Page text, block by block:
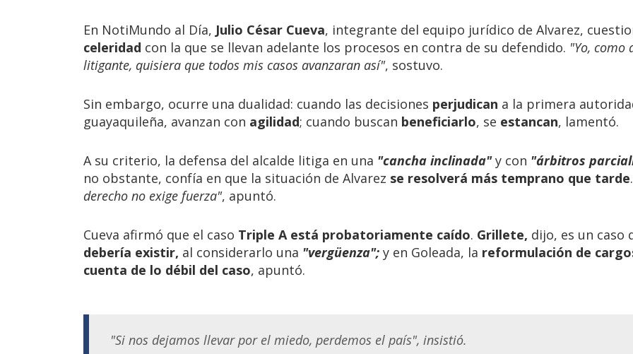
En NotiMundo al Día, Julio César Cueva, integrante del equipo jurídico de Alvarez,
celeridad con la que se llevan adelante los procesos en contra de su defendido. "Yo, como
litigante, quisiera que todos mis casos avanzaran así", sostuvo.
Sin embargo, ocurre una dualidad: cuando las decisiones perjudican a la primera
guayaquileña, avanzan con agilidad; cuando buscan beneficiarlo, se estancan, lamentó.
A su criterio, la defensa del alcalde litiga en una "cancha inclinada"y con "árbitros
no obstante, confía en que la situación de Alvarez se resolverá más temprano que tarde.
derecho no exige fuerza", apuntó.
Cueva afirmó que el caso Triple A está probatoriamente caído. Grillete, dijo, es un caso
debería existir, al considerarlo una "vergüenza"; y en Goleada, la reformulación de
cuenta de lo débil del caso, apuntó.
"Si nos dejamos llevar por el miedo, perdemos el país", insistió.